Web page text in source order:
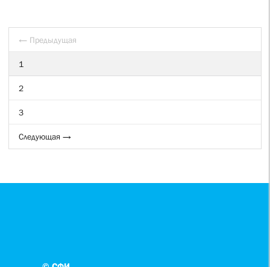
← Предыдущая
1
2
3
Следующая →